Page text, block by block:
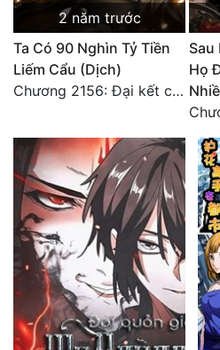
Tội Phạm
Vô Địch
Võ Hiệp
Xuyên Không
Xuyên Nhanh
Xuyên Sách
Xuyên Thư
Điền Văn
Đô Thị
2 năm trước
Ta Có 90 Nghìn Tỷ Tiền
Liếm Cẩu (Dịch)
Chương 2156: Đại kết cục!!!
Sau
Họ